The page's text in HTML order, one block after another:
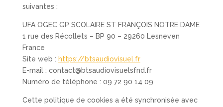
suivantes :
UFA OGEC GP SCOLAIRE ST FRANÇOIS NOTRE DAME
1 rue des Récollets – BP 90 – 29260 Lesneven
France
Site web : https://btsaudiovisuel.fr
E-mail : contact@btsaudiovisuelsfnd.fr
Numéro de téléphone : 09 72 90 14 09
Cette politique de cookies a été synchronisée avec